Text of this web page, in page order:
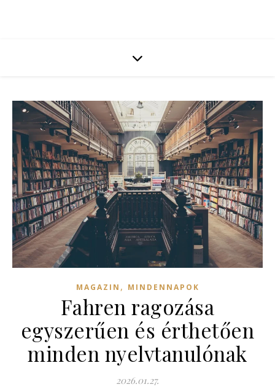
MAGAZIN , MINDENNAPOK
Fahren ragozása
egyszerűen és érthetően
minden nyelvtanulónak
2026.01.27.